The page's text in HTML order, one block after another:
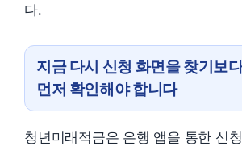
다.
지금 다시 신청 화면을 찾기보
먼저 확인해야 합니다
청년미래적금은 은행 앱을 통한 신